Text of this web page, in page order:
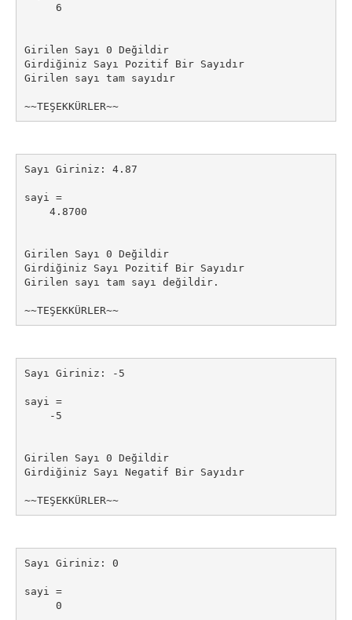
6
Girilen Sayı 0 Değildir
Girdiğiniz Sayı Pozitif Bir Sayıdır
Girilen sayı tam sayıdır
~~TEŞEKKÜRLER~~
Sayı Giriniz: 4.87
sayi =
4.8700
Girilen Sayı 0 Değildir
Girdiğiniz Sayı Pozitif Bir Sayıdır
Girilen sayı tam sayı değildir.
~~TEŞEKKÜRLER~~
Sayı Giriniz: -5
sayi =
-5
Girilen Sayı 0 Değildir
Girdiğiniz Sayı Negatif Bir Sayıdır
~~TEŞEKKÜRLER~~
Sayı Giriniz: 0
sayi =
0